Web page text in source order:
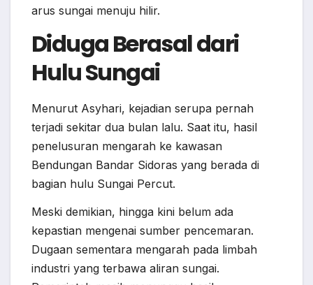
arus sungai menuju hilir.
Diduga Berasal dari
Hulu Sungai
Menurut Asyhari, kejadian serupa pernah
terjadi sekitar dua bulan lalu. Saat itu, hasil
penelusuran mengarah ke kawasan
Bendungan Bandar Sidoras yang berada di
bagian hulu Sungai Percut.
Meski demikian, hingga kini belum ada
kepastian mengenai sumber pencemaran.
Dugaan sementara mengarah pada limbah
industri yang terbawa aliran sungai.